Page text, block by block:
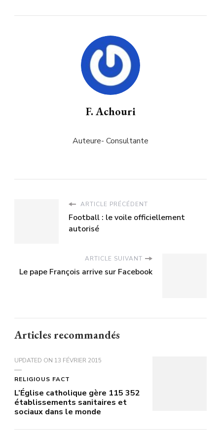
F. Achouri
Auteure- Consultante
ARTICLE PRÉCÉDENT
Football : le voile officiellement
autorisé
ARTICLE SUIVANT
Le pape François arrive sur Facebook
Articles recommandés
UPDATED ON 13 FÉVRIER 2015
RELIGIOUS FACT
L’Église catholique gère 115 352
établissements sanitaires et
sociaux dans le monde